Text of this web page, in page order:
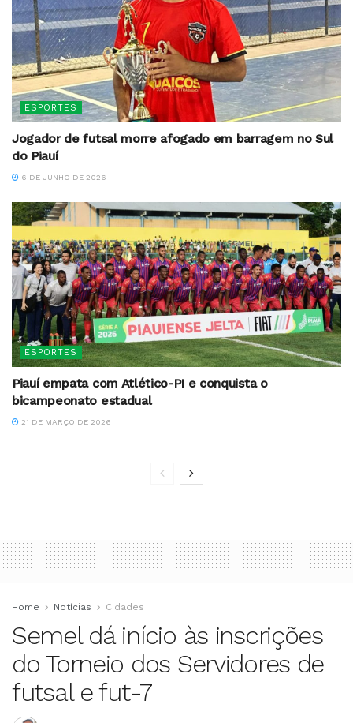
ESPORTES
Jogador de futsal morre afogado em barragem no Sul
do Piauí
6 DE JUNHO DE 2026
ESPORTES
Piauí empata com Atlético-PI e conquista o
bicampeonato estadual
21 DE MARÇO DE 2026
Home Notícias Cidades
Semel dá início às inscrições
do Torneio dos Servidores de
futsal e fut-7